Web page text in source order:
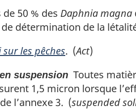
de 50 % des Daphnia magna
de détermination de la
sur les pêches. (Act)
suspension Toutes
1,5 micron lorsque
l’annexe 3. (suspended